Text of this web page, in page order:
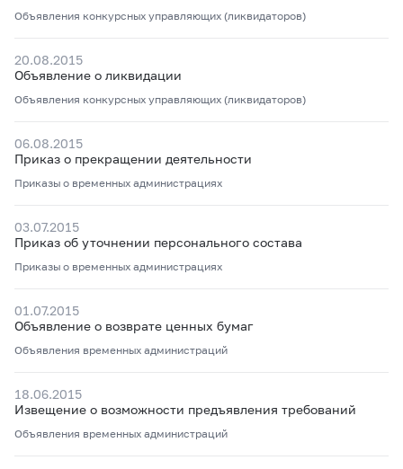
Объявления конкурсных управляющих (ликвидаторов)
20.08.2015
Объявление о ликвидации
Объявления конкурсных управляющих (ликвидаторов)
06.08.2015
Приказ о прекращении деятельности
Приказы о временных администрациях
03.07.2015
Приказ об уточнении персонального состава
Приказы о временных администрациях
01.07.2015
Объявление о возврате ценных бумаг
Объявления временных администраций
18.06.2015
Извещение о возможности предъявления требований
Объявления временных администраций